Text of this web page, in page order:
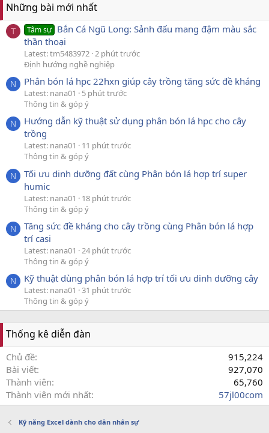
Những bài mới nhất
T Tâm sự Bắn Cá Ngũ Long: Sảnh đấu mang đậm màu sắc
thần thoại
Latest: tm5483972 2 phút trước
Định hướng nghề nghiệp
N Phân bón lá hpc 22hxn giúp cây trồng tăng sức đề kháng
Latest: nana01
5 phút trước
Thông tin & góp ý
N
Hướng dẫn kỹ thuật sử dụng phân bón lá hpc cho cây
trồng
Latest: nana01
11 phút trước
Thông tin & góp ý
N
Tối ưu dinh dưỡng đất cùng Phân bón lá hợp trí super
humic
Latest: nana01
18 phút trước
Thông tin & góp ý
N
Tăng sức đề kháng cho cây trồng cùng Phân bón lá hợp
trí casi
Latest: nana01
24 phút trước
Thông tin & góp ý
N Kỹ thuật dùng phân bón lá hợp trí tối ưu dinh dưỡng cây
Latest: nana01
31 phút trước
Thông tin & góp ý
Thống kê diễn đàn
Chủ đề
915,224
Bài viết
927,070
Thành viên
65,760
Thành viên mới nhất
57jl00com
Kỹ năng Excel dành cho dân nhân sự